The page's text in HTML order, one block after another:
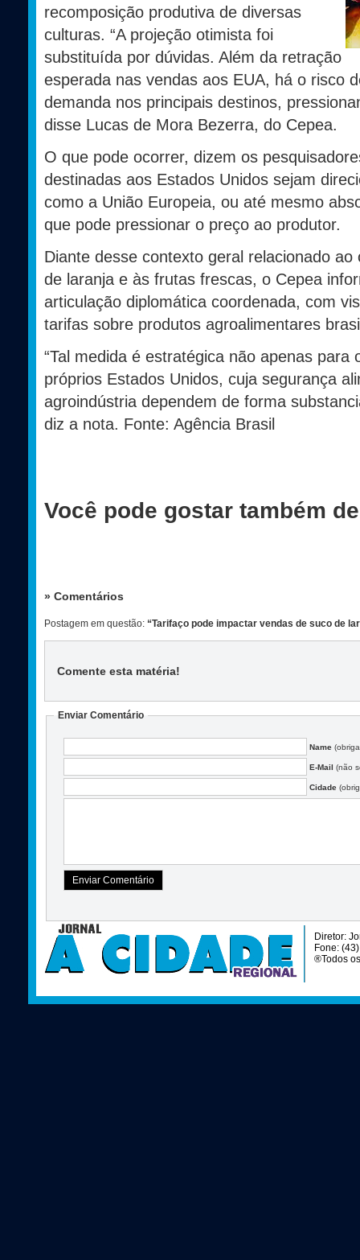
recomposição produtiva de diversas
culturas. “A projeção otimista foi
substituída por dúvidas. Além da retração
esperada nas vendas aos EUA, há o risco
demanda nos principais destinos,
disse Lucas de Mora Bezerra, do Cepea.
O que pode ocorrer, dizem os
destinadas aos Estados Unidos sejam
como a União Europeia, ou até mesmo
que pode pressionar o preço ao produtor.
Diante desse contexto geral relacionado
de laranja e às frutas frescas, o Cepea
articulação diplomática coordenada, com
tarifas sobre produtos agroalimentares
“Tal medida é estratégica não apenas
próprios Estados Unidos, cuja segurança
agroindústria dependem de forma
diz a nota. Fonte: Agência Brasil
Você pode gostar também
» Comentários
Postagem em questão: “Tarifaço pode impactar vendas de suco de
Comente esta matéria!
Enviar Comentário
Name
E-Mail (não
Cidade
Diretor:
Fone:
®Todos